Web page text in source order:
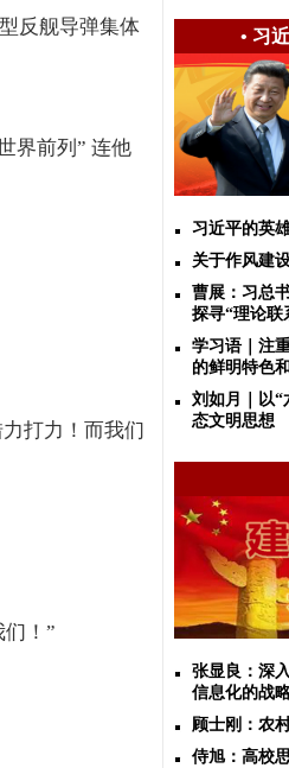
反舰导弹集体
界前列 ” 连他
打力！而我们
！ ”
• 习
习近平的英
关于作风建
曹展：习总
探寻“理论联
学习语｜注
的鲜明特色
刘如月｜以“
态文明思想
张显良：深
信息化的战
顾士刚：农
侍旭：高校